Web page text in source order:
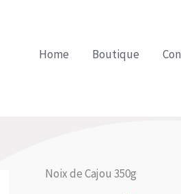
Home Boutique
Noix de Cajou 350g